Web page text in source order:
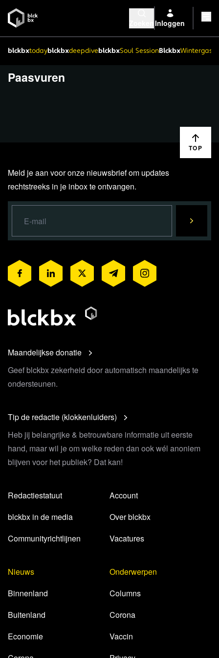
Inloggen
blckbxtodayblckbxdeepdiveblckbxSoul SessionBlckbx
Paasvuren
TOP
Meld je aan voor onze nieuwsbrief om updates
rechtstreeks in je inbox te ontvangen.
Maandelijkse donatie
Geef blckbx zekerheid door automatisch maandelijks te
ondersteunen.
Tip de redactie (klokkenluiders)
Heb jij belangrijke & betrouwbare informatie uit eerste
hand, maar wil je om welke reden dan ook wél anoniem
blijven voor het publiek? Dat kan!
Redactiestatuut
blckbx in de media
Communityrichtlijnen
Account
Over blckbx
Vacatures
Nieuws
Binnenland
Buitenland
Economie
Onderwerpen
Columns
Corona
Vaccin